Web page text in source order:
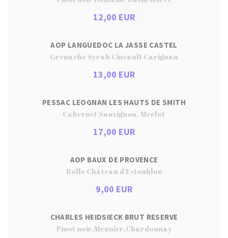
12,00 EUR
AOP LANGUEDOC LA JASSE CASTEL
Grenache Syrah Cinsault Carignan
13,00 EUR
PESSAC LEOGNAN LES HAUTS DE SMITH
Cabernet Sauvignon, Merlot
17,00 EUR
AOP BAUX DE PROVENCE
Rolle Château d'Estoublon
9,00 EUR
CHARLES HEIDSIECK BRUT RESERVE
Pinot noir,Meunier,Chardonnay